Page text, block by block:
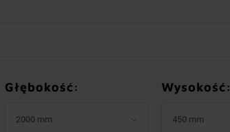
Głębokość:
2000 mm
Wysokość:
450 mm